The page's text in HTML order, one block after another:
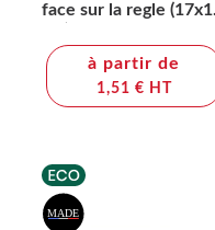
face sur la regle
crayon)
à partir de
1,51 € HT